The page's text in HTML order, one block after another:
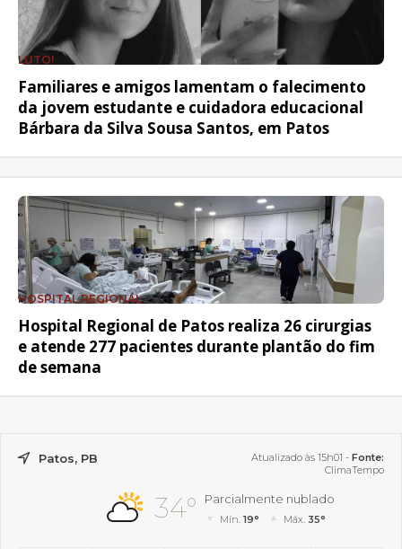
LUTO!
Familiares e amigos lamentam o falecimento
da jovem estudante e cuidadora educacional
Bárbara da Silva Sousa Santos, em Patos
HOSPITAL REGIONAL
Hospital Regional de Patos realiza 26 cirurgias
e atende 277 pacientes durante plantão do fim
de semana
Patos, PB Atualizado às 15h01 - Fonte:
ClimaTempo
34° Parcialmente nublado
Mín.19° Máx. 35°